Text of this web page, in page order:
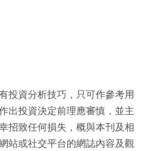
投資分析技巧，只可作參考用
出投資決定前理應審慎，並主
招致任何損失，概與本刊及相
站或社交平台的網誌內容及觀